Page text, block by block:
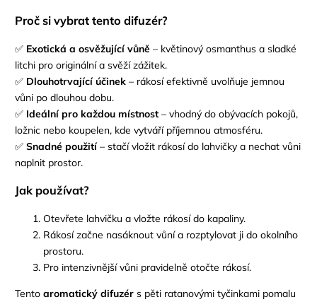
Proč si vybrat tento difuzér?
✅ Exotická a osvěžující vůně – květinový osmanthus a sladké
litchi pro originální a svěží zážitek.
✅ Dlouhotrvající účinek – rákosí efektivně uvolňuje jemnou
vůni po dlouhou dobu.
✅ Ideální pro každou místnost – vhodný do obývacích pokojů,
ložnic nebo koupelen, kde vytváří příjemnou atmosféru.
✅ Snadné použití– stačí vložit rákosí do lahvičky a nechat vůni
naplnit prostor.
Jak používat?
Otevřete lahvičku a vložte rákosí do kapaliny.
Rákosí začne nasáknout vůní a rozptylovat ji do okolního
prostoru.
Pro intenzivnější vůni pravidelně otočte rákosí.
Tento aromatický difuzér s pěti ratanovými tyčinkami pomalu